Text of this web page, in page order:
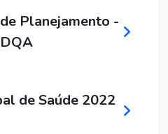
Planejamento -
de Saúde 2022